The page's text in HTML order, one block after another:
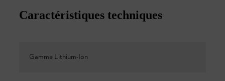
Caractéristiques techniques
Gamme Lithium-Ion